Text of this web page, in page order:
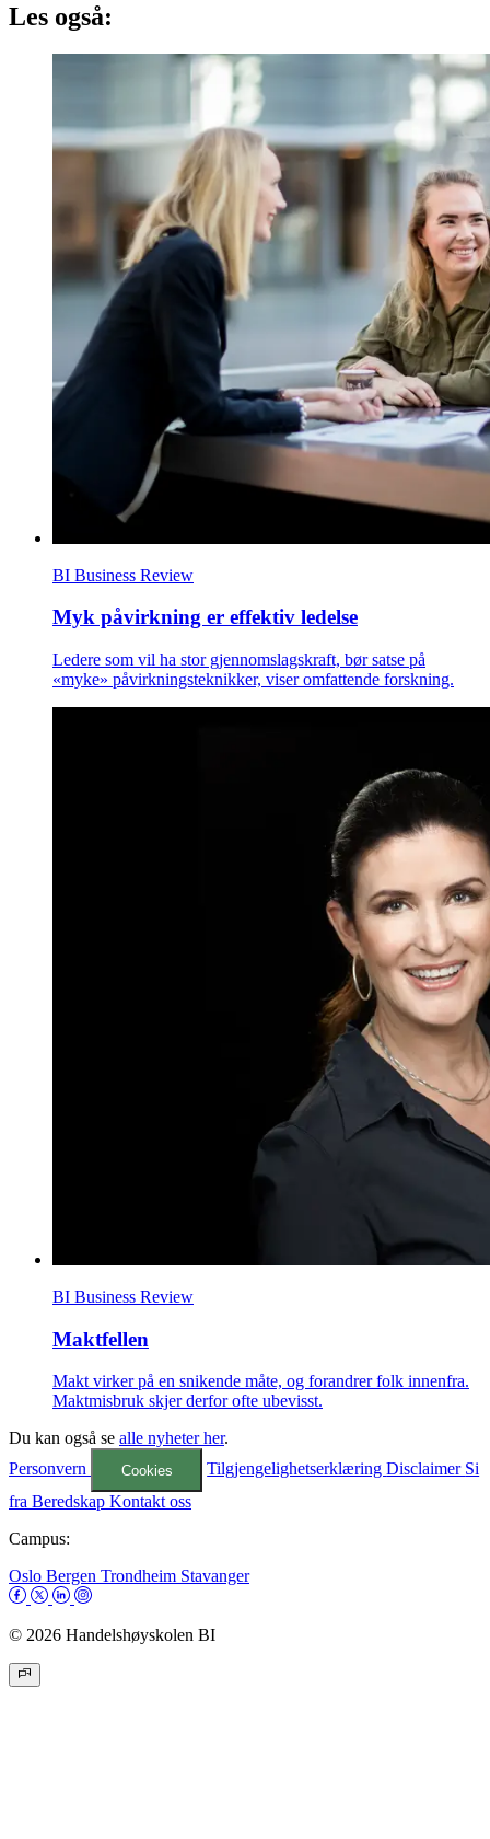
Les også:
BI Business Review
Myk påvirkning er effektiv ledelse
Ledere som vil ha stor gjennomslagskraft, bør satse på
«myke» påvirkningsteknikker, viser omfattende forskning.
BI Business Review
Maktfellen
Makt virker på en snikende måte, og forandrer folk innenfra.
Maktmisbruk skjer derfor ofte ubevisst.
Du kan også se alle nyheter her.
Personvern
Cookies TilgjengelighetserklæringDisclaimer Si
fra Beredskap Kontakt oss
Campus:
Oslo Bergen Trondheim Stavanger
© 2026 Handelshøyskolen BI